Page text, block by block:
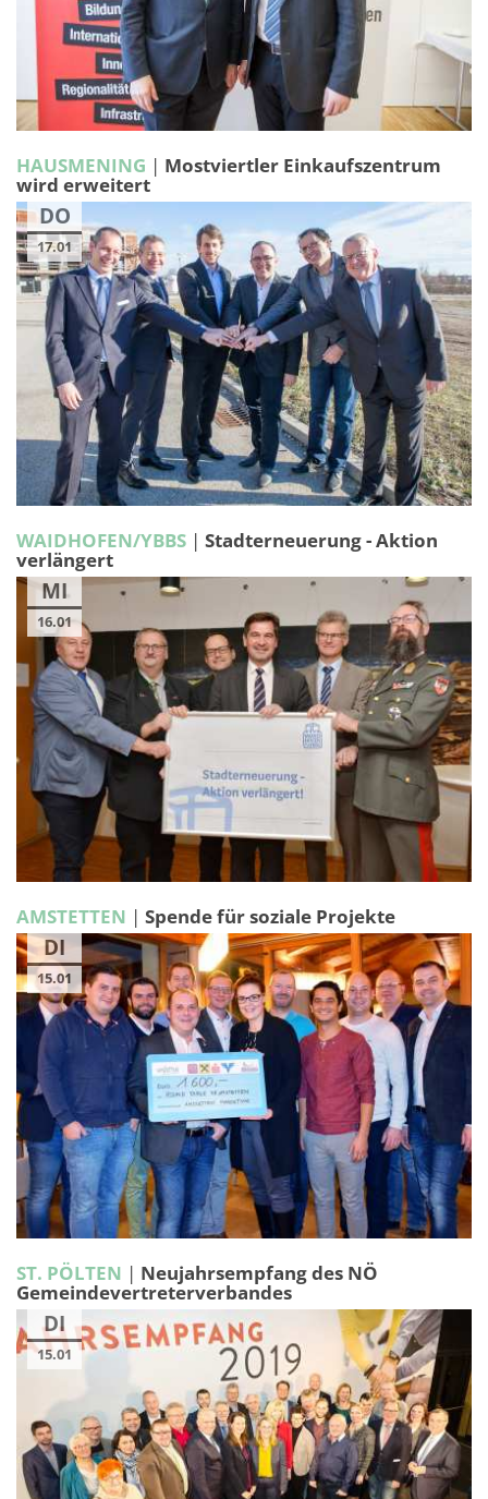
HAUSMENING | Mostviertler Einkaufszentrum
wird erweitert
DO
17.01
WAIDHOFEN/YBBS | Stadterneuerung - Aktion
verlängert
MI
16.01
AMSTETTEN | Spende für soziale Projekte
DI
15.01
ST. PÖLTEN | Neujahrsempfang des NÖ
Gemeindevertreterverbandes
DI
15.01